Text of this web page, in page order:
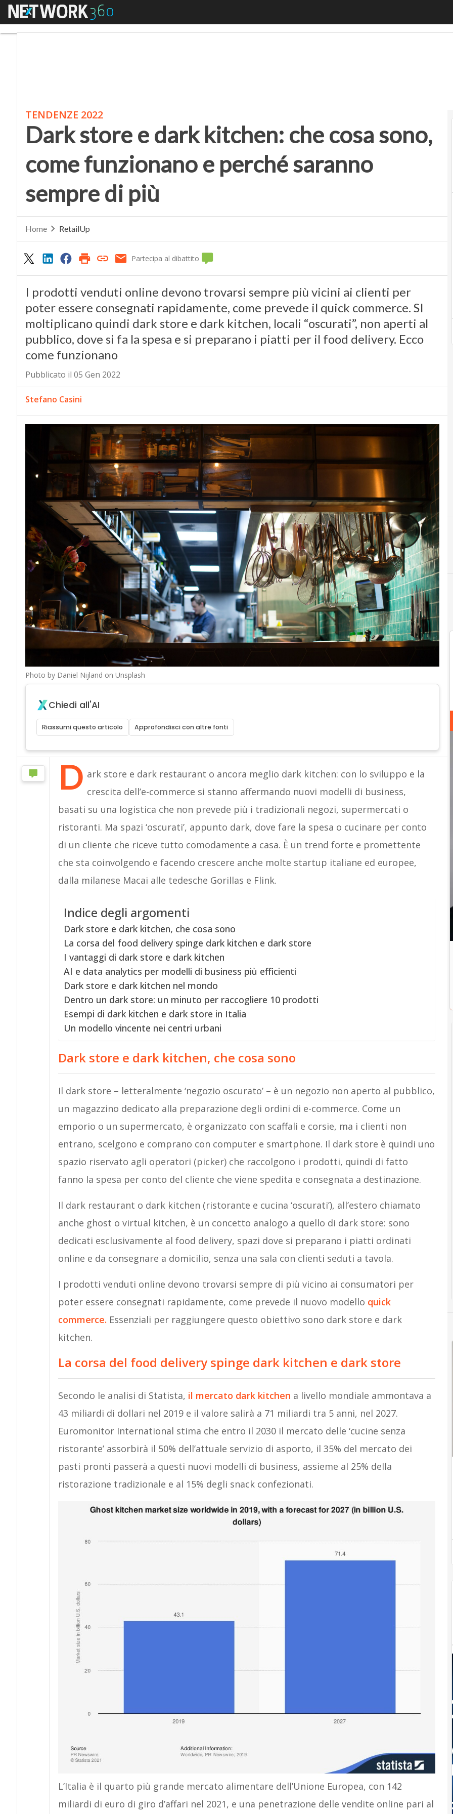
Menu
TENDENZE 2022
Dark store e dark kitchen: che cosa sono,
come funzionano e perché saranno
sempre di più
Home RetailUp
Partecipa al dibattito
I prodotti venduti online devono trovarsi sempre più vicini ai clienti per
poter essere consegnati rapidamente, come prevede il quick commerce. SI
moltiplicano quindi dark store e dark kitchen, locali “oscurati”, non aperti al
pubblico, dove si fa la spesa e si preparano i piatti per il food delivery. Ecco
come funzionano
Pubblicato il 05 Gen 2022
Stefano Casini
Photo by Daniel Nijland on Unsplash
Chiedi all'AI
Riassumi questo articolo Approfondisci con altre fonti
D ark store e dark restaurant o ancora meglio dark kitchen: con lo sviluppo e la
crescita dell’e-commerce si stanno affermando nuovi modelli di business,
basati su una logistica che non prevede più i tradizionali negozi, supermercati o
ristoranti. Ma spazi ‘oscurati’, appunto dark, dove fare la spesa o cucinare per conto
di un cliente che riceve tutto comodamente a casa. È un trend forte e promettente
che sta coinvolgendo e facendo crescere anche molte startup italiane ed europee,
dalla milanese Macai alle tedesche Gorillas e Flink.
Indice degli argomenti
Dark store e dark kitchen, che cosa sono
La corsa del food delivery spinge dark kitchen e dark store
I vantaggi di dark store e dark kitchen
AI e data analytics per modelli di business più efficienti
Dark store e dark kitchen nel mondo
Dentro un dark store: un minuto per raccogliere 10 prodotti
Esempi di dark kitchen e dark store in Italia
Un modello vincente nei centri urbani
Dark store e dark kitchen, che cosa sono
Il dark store – letteralmente ‘negozio oscurato’ – è un negozio non aperto al pubblico,
un magazzino dedicato alla preparazione degli ordini di e-commerce. Come un
emporio o un supermercato, è organizzato con scaffali e corsie, ma i clienti non
entrano, scelgono e comprano con computer e smartphone. Il dark store è quindi uno
spazio riservato agli operatori (picker) che raccolgono i prodotti, quindi di fatto
fanno la spesa per conto del cliente che viene spedita e consegnata a destinazione.
Il dark restaurant o dark kitchen (ristorante e cucina ‘oscurati’), all’estero chiamato
anche ghost o virtual kitchen, è un concetto analogo a quello di dark store: sono
dedicati esclusivamente al food delivery, spazi dove si preparano i piatti ordinati
online e da consegnare a domicilio, senza una sala con clienti seduti a tavola.
I prodotti venduti online devono trovarsi sempre di più vicino ai consumatori per
poter essere consegnati rapidamente, come prevede il nuovo modello quick
commerce. Essenziali per raggiungere questo obiettivo sono dark store e dark
kitchen.
La corsa del food delivery spinge dark kitchen e dark store
Secondo le analisi di Statista, il mercato dark kitchen a livello mondiale ammontava a
43 miliardi di dollari nel 2019 e il valore salirà a 71 miliardi tra 5 anni, nel 2027.
Euromonitor International stima che entro il 2030 il mercato delle ‘cucine senza
ristorante’ assorbirà il 50% dell’attuale servizio di asporto, il 35% del mercato dei
pasti pronti passerà a questi nuovi modelli di business, assieme al 25% della
ristorazione tradizionale e al 15% degli snack confezionati.
L’Italia è il quarto più grande mercato alimentare dell’Unione Europea, con 142
miliardi di euro di giro d’affari nel 2021, e una penetrazione delle vendite online pari al
E-commerce